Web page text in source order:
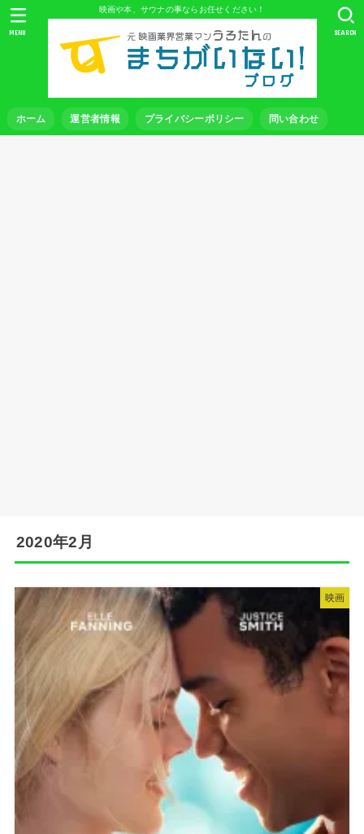
映画や本、サウナの事ならお任せください！
ホーム 運営者情報 プライバシーポリシー 問い合わせ
SEARCH
MENU
2020年2月
映画